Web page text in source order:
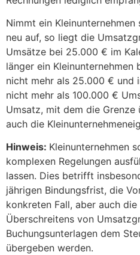
Nimmt ein
neu auf, so liegt die
Umsätze bei 25.000 € im
länger ein
nicht mehr als 25.000 € und
nicht mehr als 100.000 €
Umsatz, mit dem die
auch die
Hinweis: Kleinunternehmen
komplexen Regelungen
lassen. Dies betrifft
jährigen Bindungsfrist, die
konkreten Fall, aber auch
Überschreitens von
Buchungsunterlagen dem
übergeben werden.